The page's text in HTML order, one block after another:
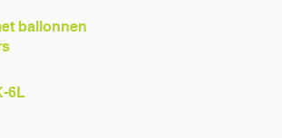
ballonnen
6L